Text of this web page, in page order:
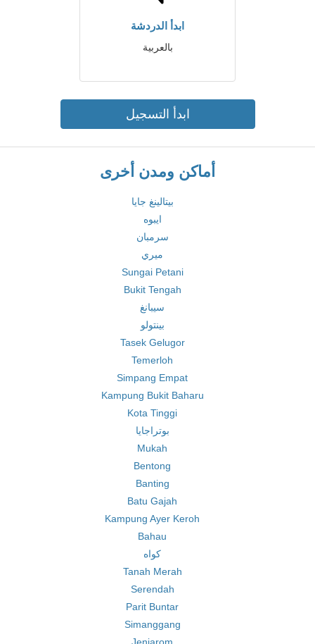
ابدأ الدردشة
بالعربية
ابدأ التسجيل
أماكن ومدن أخرى
بيتالينغ جايا
ايبوه
سرمبان
ميري
Sungai Petani
Bukit Tengah
سيبانغ
بينتولو
Tasek Gelugor
Temerloh
Simpang Empat
Kampung Bukit Baharu
Kota Tinggi
بوتراجايا
Mukah
Bentong
Banting
Batu Gajah
Kampung Ayer Keroh
Bahau
كواه
Tanah Merah
Serendah
Parit Buntar
Simanggang